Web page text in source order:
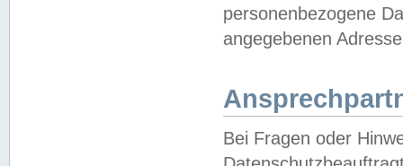
personenbezogene
angegebenen
Bei Fragen oder